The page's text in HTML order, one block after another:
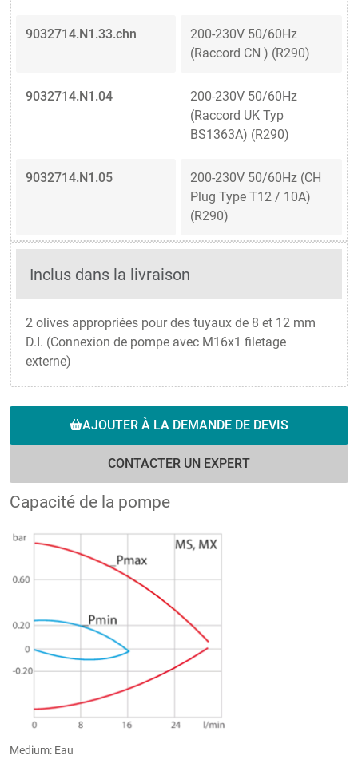
9032714.N1.33.chn
200-230V 50/60Hz
(Raccord CN ) (R290)
9032714.N1.04
200-230V 50/60Hz
(Raccord UK Typ
BS1363A) (R290)
9032714.N1.05
200-230V 50/60Hz (CH
Plug Type T12 / 10A)
(R290)
Inclus dans la livraison
2 olives appropriées pour des tuyaux de 8 et 12 mm
D.I. (Connexion de pompe avec M16x1 filetage
externe)
AJOUTER À LA DEMANDE DE DEVIS
CONTACTER UN EXPERT
Capacité de la pompe
Medium: Eau